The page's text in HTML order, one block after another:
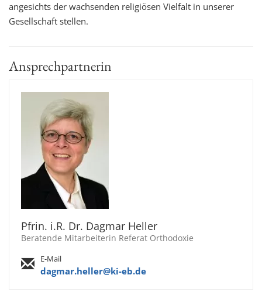
angesichts der wachsenden religiösen Vielfalt in unserer
Gesellschaft stellen.
Ansprechpartnerin
Pfrin. i.R. Dr. Dagmar Heller
Beratende Mitarbeiterin Referat Orthodoxie
E-Mail
dagmar.heller@ki-eb.de